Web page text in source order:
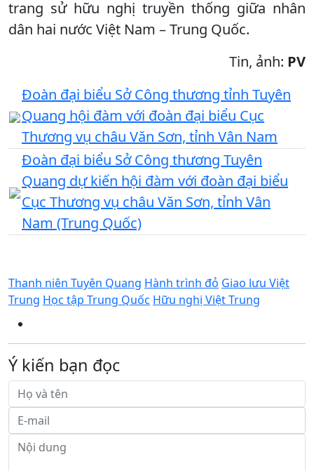
trang sử hữu nghị truyền thống giữa nhân
dân hai nước Việt Nam – Trung Quốc.
Tin, ảnh: PV
Đoàn đại biểu Sở Công thương tỉnh Tuyên
Quang hội đàm với đoàn đại biểu Cục
Thương vụ châu Văn Sơn, tỉnh Vân Nam
Đoàn đại biểu Sở Công thương Tuyên
Quang dự kiến hội đàm với đoàn đại biểu
Cục Thương vụ châu Văn Sơn, tỉnh Vân
Nam (Trung Quốc)
Thanh niên Tuyên Quang Hành trình đỏ Giao lưu Việt
Trung Học tập Trung Quốc Hữu nghị Việt Trung
Ý kiến bạn đọc